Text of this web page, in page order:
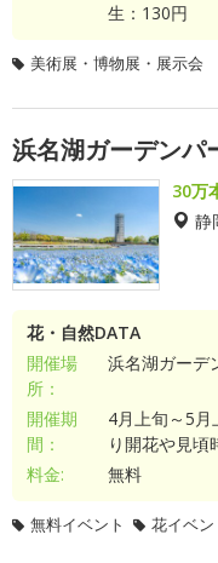
生：130円
美術展・博物展・展示会
浜名湖ガーデンパ
30万
静
花・自然DATA
開催場
所：
浜名湖ガーデ
開催期
間：
4月上旬～5月
り開花や見頃
料金:
無料
無料イベント 花イベン